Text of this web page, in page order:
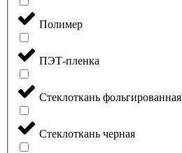
Полимер
ПЭТ-пленка
Стеклоткань фольгированная
Стеклоткань черная